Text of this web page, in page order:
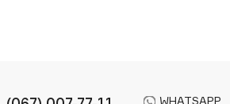
WHATSAPP